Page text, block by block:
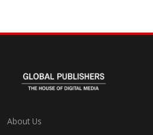
About Us